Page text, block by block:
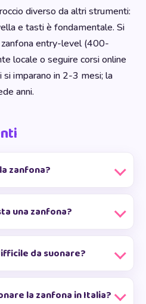
diverso da altri strumenti:
e tasti è fondamentale. Si
zanfona entry-level (400-
locale o seguire corsi online
si imparano in 2-3 mesi; la
anni.
zanfona?
una zanfona?
da suonare?
la zanfona in Italia?